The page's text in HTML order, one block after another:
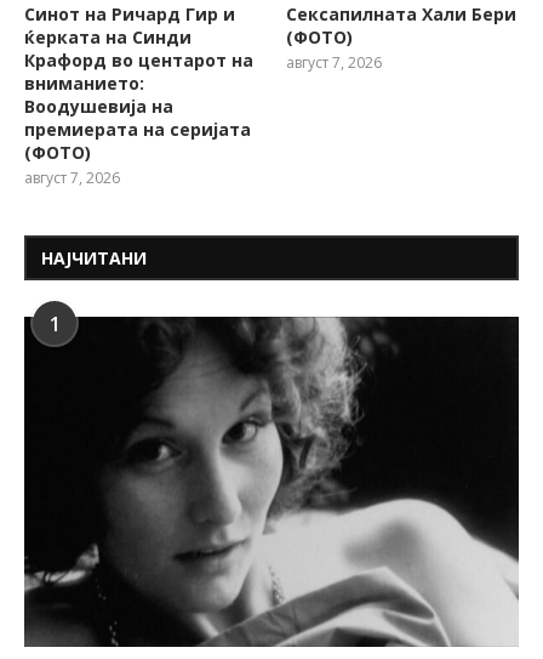
Синот на Ричард Гир и
ќерката на Синди
Крафорд во центарот на
вниманието:
Воодушевија на
премиерата на серијата
(ФОТО)
август 7, 2026
Сексапилната Хали Бери
(ФОТО)
август 7, 2026
НАЈЧИТАНИ
1